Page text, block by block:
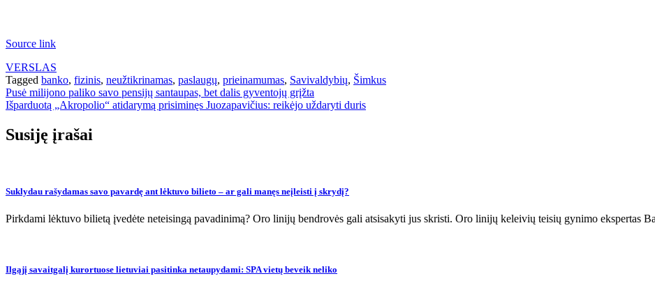
Source link
VERSLAS
Tagged banko, fizinis, neužtikrinamas, paslaugų, prieinamumas, Savivaldybių, Šimkus
Navigacija
tarp
įrašų
Pusė milijono paliko savo pensijų santaupas, bet dalis gyventojų grįžta
Išparduotą „Akropolio“ atidarymą prisiminęs Juozapavičius: reikėjo uždaryti duris
Susiję įrašai
Suklydau rašydamas savo pavardę ant lėktuvo bilieto – ar gali manęs neįleisti į skrydį?
Pirkdami lėktuvo bilietą įvedėte neteisingą pavadinimą? Oro linijų bendrovės gali atsisakyti jus skristi. Oro linijų keleivių teisių gynimo ekspertas
Ilgąjį savaitgalį kurortuose lietuviai pasitinka netaupydami: SPA vietų beveik neliko